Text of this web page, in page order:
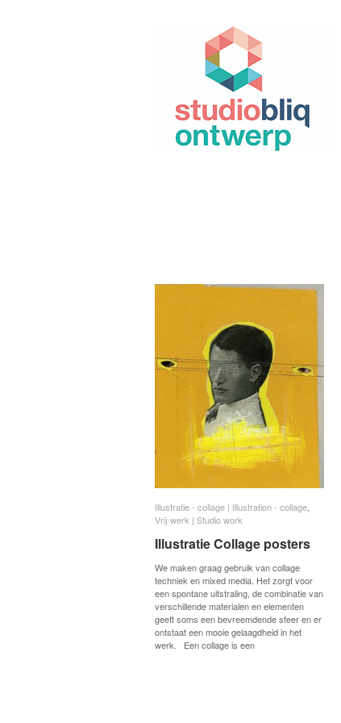
Illustratie - collage | Illustration - collage
Vrij werk | Studio work
Illustratie Collage posters
We maken graag gebruik van collage
techniek en mixed media. Het zorgt voor
een spontane uitstraling, de combinatie van
verschillende materialen en elementen
geeft soms een bevreemdende sfeer en er
ontstaat een mooie gelaagdheid in het
werk. Een collage is een
Illustratie - collage | Illustration - collage
Vrij werk | Studio work
Illustratie Collage posters